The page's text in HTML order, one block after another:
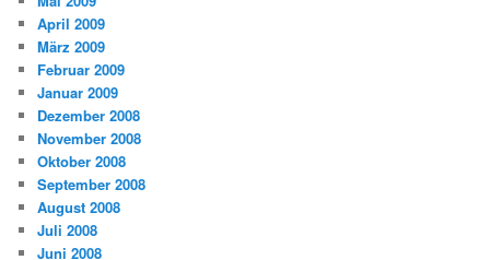
April 2009
März 2009
Februar 2009
Januar 2009
Dezember 2008
November 2008
Oktober 2008
September 2008
August 2008
Juli 2008
Juni 2008